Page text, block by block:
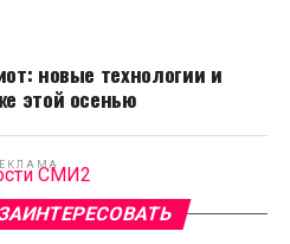
новые технологии и
этой осенью
СМИ2